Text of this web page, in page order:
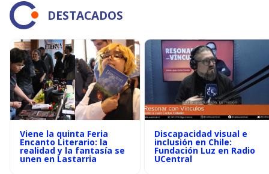
DESTACADOS
Viene la quinta Feria
Encanto Literario: la
realidad y la fantasía se
unen en Lastarria
Discapacidad visual e
inclusión en Chile:
Fundación Luz en Radio
UCentral